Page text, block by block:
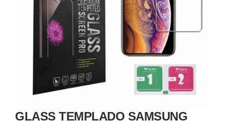
GLASS TEMPLADO SAMSUNG